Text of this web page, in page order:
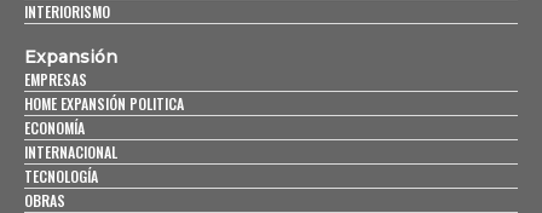
INTERIORISMO
Expansión
EMPRESAS
HOME EXPANSIÓN POLITICA
ECONOMÍA
INTERNACIONAL
TECNOLOGÍA
OBRAS